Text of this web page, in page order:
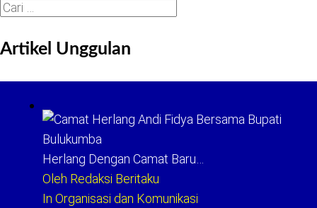
Cari
Artikel Unggulan
Herlang Dengan Camat Baru…
Oleh Redaksi Beritaku
In Organisasi dan Komunikasi